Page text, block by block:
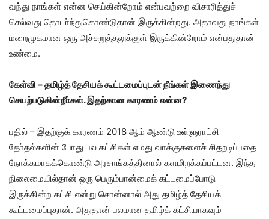
வந்து நாங்கள் என்ன செய்கின்றோம் என்பவற்றை விசாரித்துச்
செல்வது தொடா்ந்துகொண்டுதான் இருக்கின்றது. அதாவது நாங்கள்
மறைமுகமான ஒரு அச்சுறுத்தலுக்குள் இருக்கின்றோம் என்பதுதான்
உண்மை.
கேள்வி – தமிழ்த் தேசியக் கூட்டமைப்புடன் நீங்கள் இணைந்து
செயற்படுகின்றீா்கள். இதற்கான காரணம் என்ன?
பதில் – இதற்குக் காரணம் 2018 ஆம் ஆண்டு உள்ளுராட்சி
தோ்தல்களின் போது பல கட்சிகள் எமது வாக்குகளைச் சிதறடிப்பதை
நோக்கமாகக்கொண்டு அரசாங்கத்தினால் களமிறக்கப்பட்டன. இந்த
நிலைமையில்தான் ஒரு பெரும்பான்மைக் கட்டமைப்போடு
இருக்கின்ற கட்சி என்று சொன்னால் அது தமிழ்த் தேசியக்
கூட்டமைப்புதான். அதுதான் பலமான தமிழ்க் கட்சியாகவும்